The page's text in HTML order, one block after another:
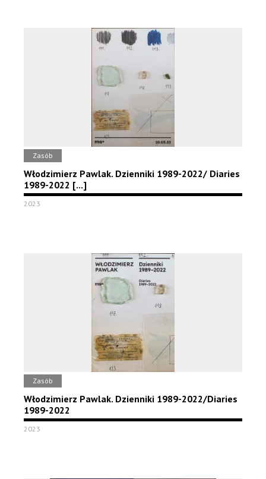
Zasób
Włodzimierz Pawlak. Dzienniki 1989-2022/ Diaries
1989-2022 [...]
2023
Zasób
Włodzimierz Pawlak. Dzienniki 1989-2022/Diaries
1989-2022
2023